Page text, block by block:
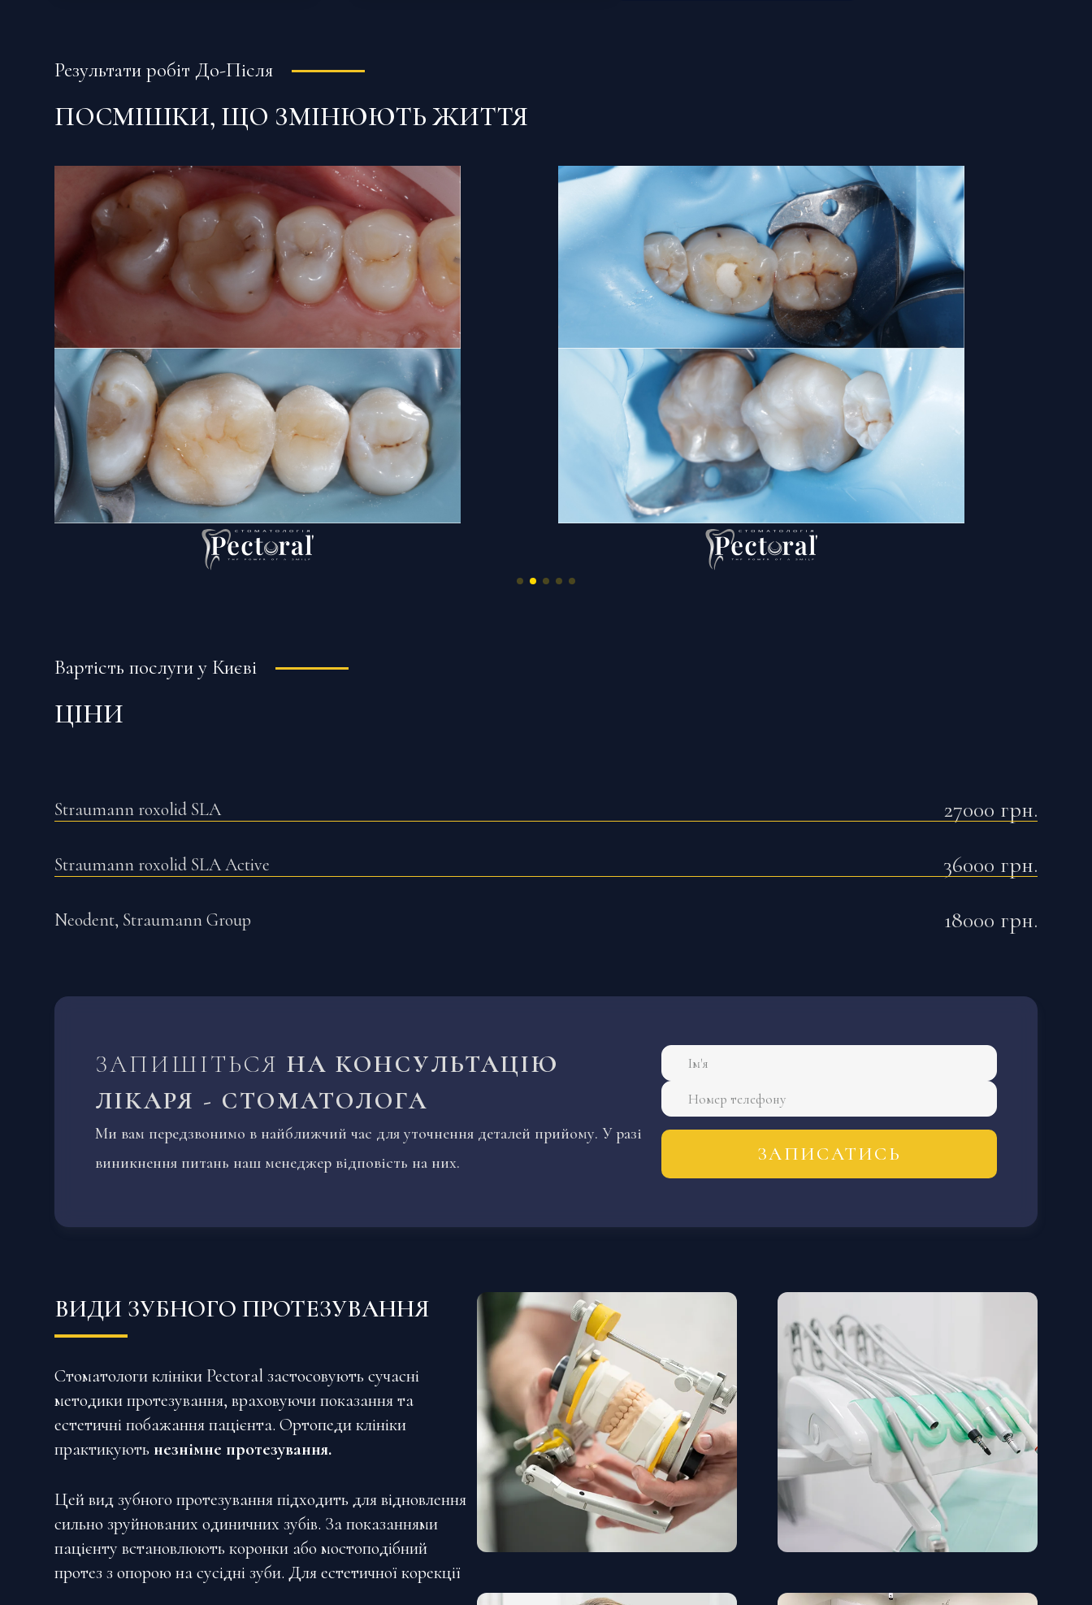
Саме тому важливо вчасно звернутися до стоматолога
клініки Pectoral’.
Результати робіт До-Після
ПОСМІШКИ, ЩО ЗМІНЮЮТЬ ЖИТТЯ
Вартість послуги у Києві
ЦІНИ
Straumann roxolid SLA 27000 грн.
Straumann roxolid SLA Active 36000 грн.
Neodent, Straumann Group 18000 грн.
ЗАПИШІТЬСЯ НА КОНСУЛЬТАЦІЮ
ЛІКАРЯ - СТОМАТОЛОГА
Ми вам передзвонимо в найближчий час для уточнення деталей прийому. У разі
виникнення питань наш менеджер відповість на них.
ВИДИ ЗУБНОГО ПРОТЕЗУВАННЯ
Стоматологи клініки Pectoral застосовують сучасні
методики протезування, враховуючи показання та
естетичні побажання пацієнта. Ортопеди клініки
практикують незнімне протезування.
Цей вид зубного протезування підходить для відновлення
сильно зруйнованих одиничних зубів. За показаннями
пацієнту встановлюють коронки або мостоподібний
протез з опорою на сусідні зуби. Для естетичної корекції